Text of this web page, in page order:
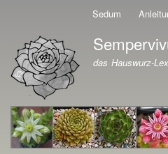
Sedum
Branding der Websitedas Hauswurz-